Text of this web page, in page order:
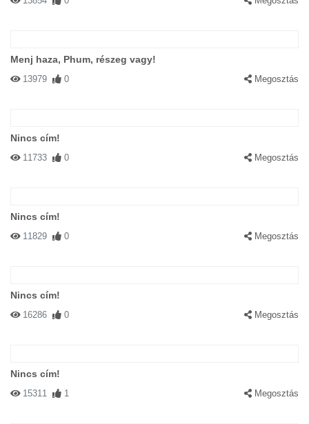
Menj haza, Phum, részeg vagy!
13979 0 Megosztás
Nincs cím!
11733 0 Megosztás
Nincs cím!
11829 0 Megosztás
Nincs cím!
16286 0 Megosztás
Nincs cím!
15311 1 Megosztás